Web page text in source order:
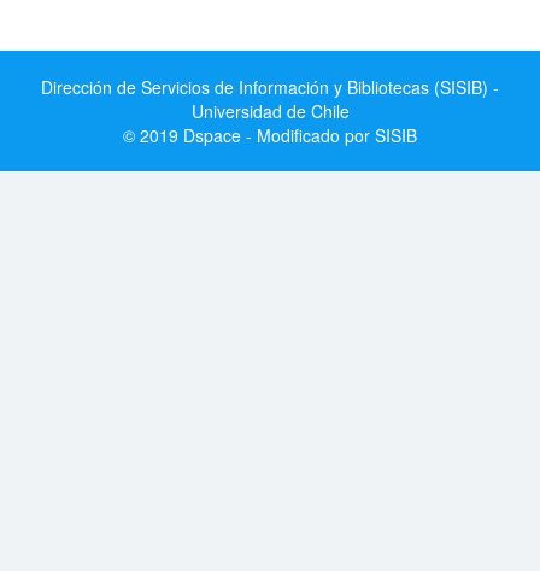
Dirección de Servicios de Información y Bibliotecas (SISIB) -
Universidad de Chile
© 2019 Dspace - Modificado por SISIB